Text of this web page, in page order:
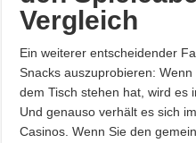
Vergleich
Ein weiterer entscheidender
Snacks auszuprobieren:
dem Tisch stehen hat, wird es
Und genauso verhält es sich
Casinos. Wenn Sie den